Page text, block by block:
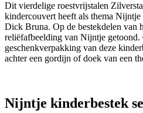
Dit vierdelige roestvrijstalen
kindercouvert heeft als thema
Dick Bruna. Op de bestekdelen van
reliëfafbeelding van Nijntje getoond.
geschenkverpakking van deze
achter een gordijn of doek van een
Nijntje kinderbestek